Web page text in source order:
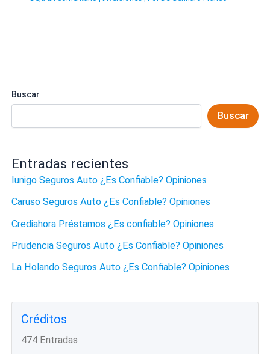
Buscar
Buscar
Entradas recientes
Iunigo Seguros Auto ¿Es Confiable? Opiniones
Caruso Seguros Auto ¿Es Confiable? Opiniones
Crediahora Préstamos ¿Es confiable? Opiniones
Prudencia Seguros Auto ¿Es Confiable? Opiniones
La Holando Seguros Auto ¿Es Confiable? Opiniones
Créditos
474 Entradas